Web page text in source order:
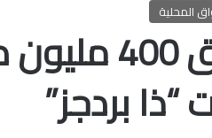
المحلية
الدار العقارية
بردجز”